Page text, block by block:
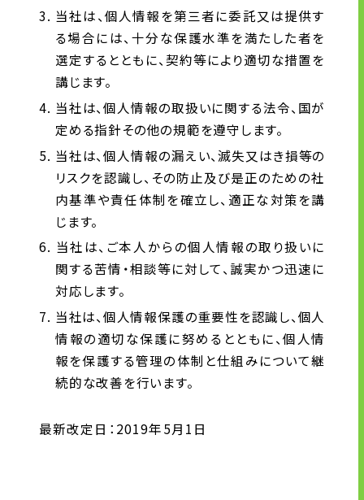
企業情報
トップメッセージ
企業理念
会社概要・沿革
拠点一覧
CSR情報
電子公告
労働者派遣事業の状況について
有料職業紹介に関する事項
ニュース
グループ企業リンク
サイトのご利用にあたって
個人情報保護方針
当社は、個人情報を第三者に委託又は提供す
る場合には、十分な保護水準を満たした者を
選定するとともに、契約等により適切な措置を
講じます。
当社は、個人情報の取扱いに関する法令、国が
定める指針その他の規範を遵守します。
当社は、個人情報の漏えい、滅失又はき損等の
リスクを認識し、その防止及び是正のための社
内基準や責任体制を確立し、適正な対策を講
じます。
当社は、ご本人からの個人情報の取り扱いに
関する苦情・相談等に対して、誠実かつ迅速に
対応します。
当社は、個人情報保護の重要性を認識し、個人
情報の適切な保護に努めるとともに、個人情
報を保護する管理の体制と仕組みについて継
続的な改善を行います。
最新改定日：2019年5月1日